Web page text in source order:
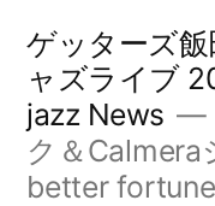
ゲッターズ
ャズライブ
jazz News
ク＆
better